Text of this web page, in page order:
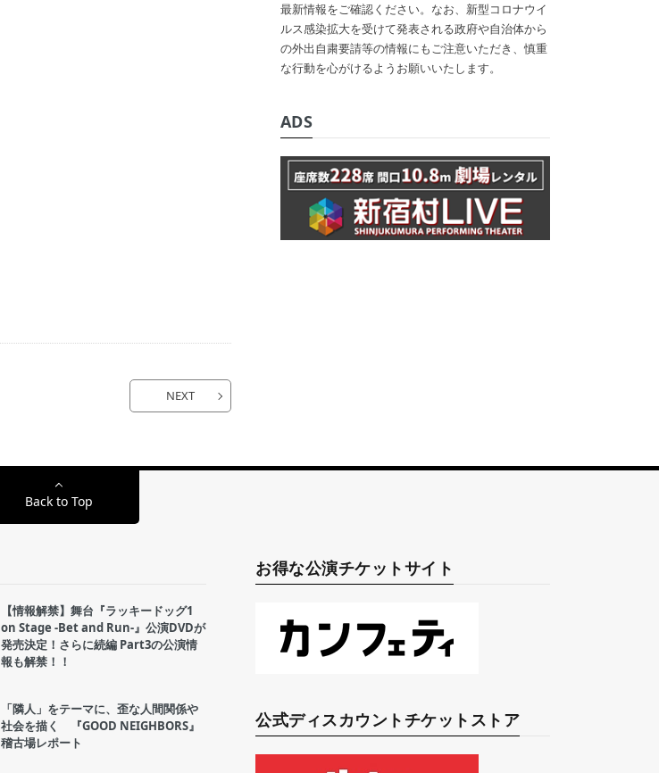
NEXT
最新情報をご確認ください。なお、新型コロナウイ
ルス感染拡大を受けて発表される政府や自治体から
の外出自粛要請等の情報にもご注意いただき、慎重
な行動を心がけるようお願いいたします。
ADS
Back to Top
【情報解禁】舞台『ラッキードッグ1
on Stage -Bet and Run-』公演DVDが
発売決定！さらに続編 Part3の公演情
報も解禁！！
「隣人」をテーマに、歪な人間関係や
社会を描く 『GOOD NEIGHBORS』
稽古場レポート
お得な公演チケットサイト
公式ディスカウントチケットストア